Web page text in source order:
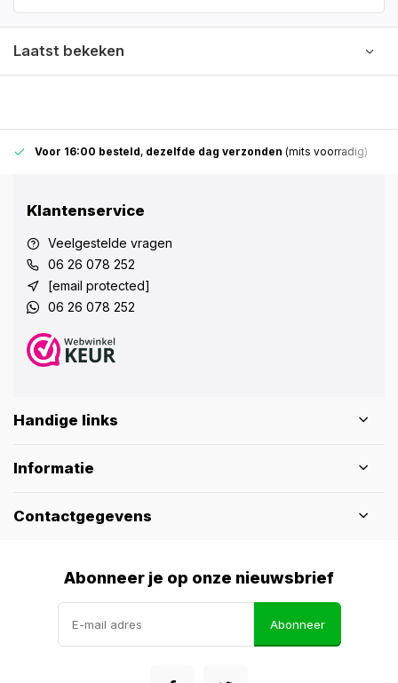
Laatst bekeken
Voor 16:00 besteld, dezelfde dag verzonden (mits voorradig)
Klantenservice
Veelgestelde vragen
06 26 078 252
[email protected]
06 26 078 252
Handige links
Informatie
Contactgegevens
Abonneer je op onze nieuwsbrief
Abonneer